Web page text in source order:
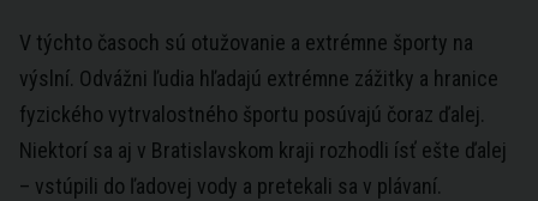
V týchto časoch sú otužovanie a extrémne športy na
výslní. Odvážni ľudia hľadajú extrémne zážitky a hranice
fyzického vytrvalostného športu posúvajú čoraz ďalej.
Niektorí sa aj v Bratislavskom kraji rozhodli ísť ešte ďalej
– vstúpili do ľadovej vody a pretekali sa v plávaní.